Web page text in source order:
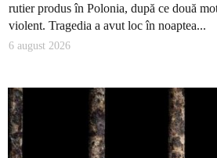
rutier produs în Polonia, după ce două
violent. Tragedia a avut loc în noaptea...
6 august 2026